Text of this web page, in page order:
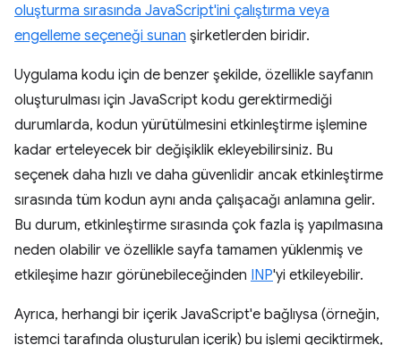
oluşturma sırasında JavaScript'ini çalıştırma veya
engelleme seçeneği sunan şirketlerden biridir.
Uygulama kodu için de benzer şekilde, özellikle sayfanın
oluşturulması için JavaScript kodu gerektirmediği
durumlarda, kodun yürütülmesini etkinleştirme işlemine
kadar erteleyecek bir değişiklik ekleyebilirsiniz. Bu
seçenek daha hızlı ve daha güvenlidir ancak etkinleştirme
sırasında tüm kodun aynı anda çalışacağı anlamına gelir.
Bu durum, etkinleştirme sırasında çok fazla iş yapılmasına
neden olabilir ve özellikle sayfa tamamen yüklenmiş ve
etkileşime hazır görünebileceğinden INP'yi etkileyebilir.
Ayrıca, herhangi bir içerik JavaScript'e bağlıysa (örneğin,
istemci tarafında oluşturulan içerik) bu işlemi geciktirmek,